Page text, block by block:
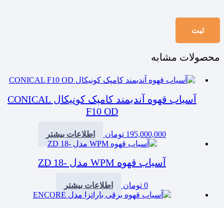
محصولات مشابه
آسیاب قهوه آندیمند کامپک کونیکال CONICAL
F10 OD
195,000,000 تومان اطلاعات بیشتر
آسیاب قهوه WPM مدل -18 ZD
0 تومان اطلاعات بیشتر